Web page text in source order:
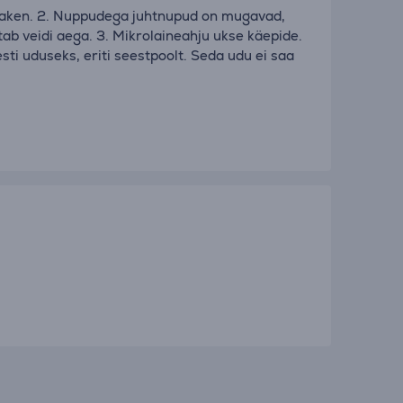
2. Nuppudega juhtnupud on mugavad,
veidi aega. 3. Mikrolaineahju ukse käepide.
uduseks, eriti seestpoolt. Seda udu ei saa